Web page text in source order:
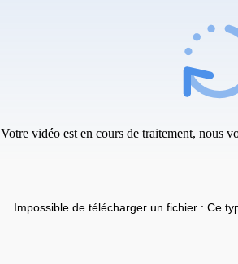
Votre vidéo est en cours de traitement, nous
Impossible de télécharger un fichier : Ce